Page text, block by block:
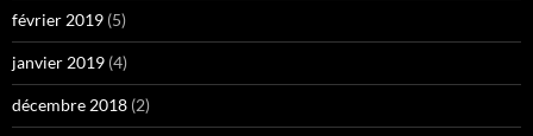
février 2019 (5)
janvier 2019 (4)
décembre 2018 (2)